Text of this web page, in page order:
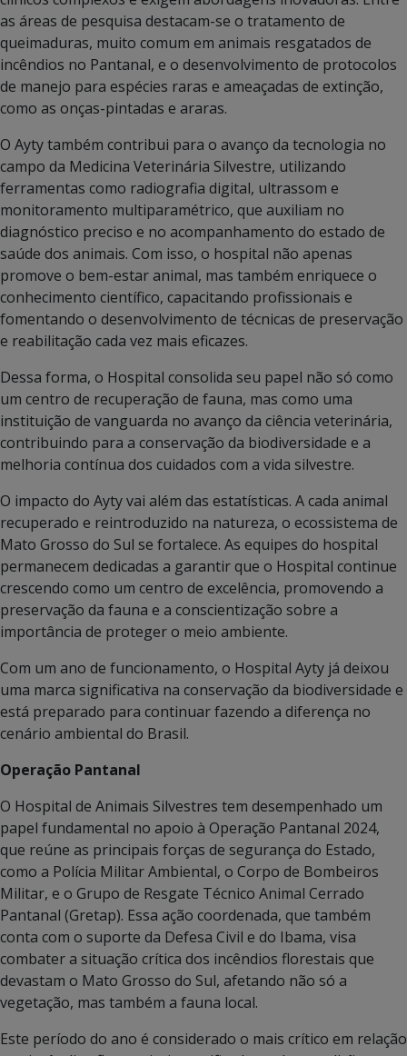
as áreas de pesquisa destacam-se o tratamento de
queimaduras, muito comum em animais resgatados de
incêndios no Pantanal, e o desenvolvimento de protocolos
de manejo para espécies raras e ameaçadas de extinção,
como as onças-pintadas e araras.
O Ayty também contribui para o avanço da tecnologia no
campo da Medicina Veterinária Silvestre, utilizando
ferramentas como radiografia digital, ultrassom e
monitoramento multiparamétrico, que auxiliam no
diagnóstico preciso e no acompanhamento do estado de
saúde dos animais. Com isso, o hospital não apenas
promove o bem-estar animal, mas também enriquece o
conhecimento científico, capacitando profissionais e
fomentando o desenvolvimento de técnicas de preservação
e reabilitação cada vez mais eficazes.
Dessa forma, o Hospital consolida seu papel não só como
um centro de recuperação de fauna, mas como uma
instituição de vanguarda no avanço da ciência veterinária,
contribuindo para a conservação da biodiversidade e a
melhoria contínua dos cuidados com a vida silvestre.
O impacto do Ayty vai além das estatísticas. A cada animal
recuperado e reintroduzido na natureza, o ecossistema de
Mato Grosso do Sul se fortalece. As equipes do hospital
permanecem dedicadas a garantir que o Hospital continue
crescendo como um centro de excelência, promovendo a
preservação da fauna e a conscientização sobre a
importância de proteger o meio ambiente.
Com um ano de funcionamento, o Hospital Ayty já deixou
uma marca significativa na conservação da biodiversidade e
está preparado para continuar fazendo a diferença no
cenário ambiental do Brasil.
Operação Pantanal
O Hospital de Animais Silvestres tem desempenhado um
papel fundamental no apoio à Operação Pantanal 2024,
que reúne as principais forças de segurança do Estado,
como a Polícia Militar Ambiental, o Corpo de Bombeiros
Militar, e o Grupo de Resgate Técnico Animal Cerrado
Pantanal (Gretap). Essa ação coordenada, que também
conta com o suporte da Defesa Civil e do Ibama, visa
combater a situação crítica dos incêndios florestais que
devastam o Mato Grosso do Sul, afetando não só a
vegetação, mas também a fauna local.
Este período do ano é considerado o mais crítico em relação